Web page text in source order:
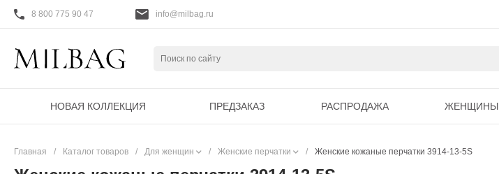
8 800 775 90 47 info@milbag.ru
НОВАЯ КОЛЛЕКЦИЯ ПРЕДЗАКАЗ РАСПРОДАЖА ЖЕНЩИНЫ
Главная / Каталог товаров / Для женщин / Женские перчатки / Женские кожаные перчатки 3914-13-5S